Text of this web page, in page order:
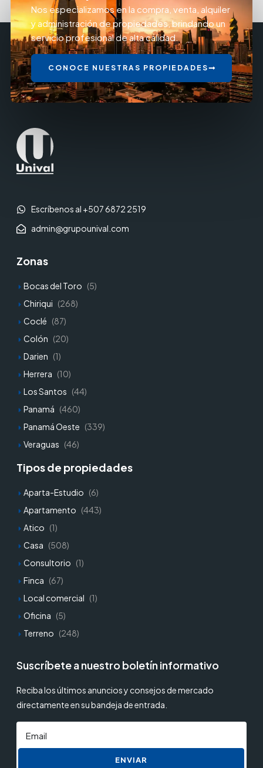
Nos especializamos en la compra, venta, alquiler
y administración de propiedades, brindando un
servicio profesional de alta calidad.
CONOCE NUESTRAS PROPIEDADES
Escríbenos al +507 6872 2519
admin@grupounival.com
Zonas
Bocas del Toro (5)
Chiriqui (268)
Coclé (87)
Colón (20)
Darien (1)
Herrera (10)
Los Santos (44)
Panamá (460)
Panamá Oeste (339)
Veraguas (46)
Tipos de propiedades
Aparta-Estudio (6)
Apartamento (443)
Atico (1)
Casa (508)
Consultorio (1)
Finca (67)
Local comercial (1)
Oficina (5)
Terreno (248)
Suscríbete a nuestro boletín informativo
Reciba los últimos anuncios y consejos de mercado
directamente en su bandeja de entrada.
ENVIAR